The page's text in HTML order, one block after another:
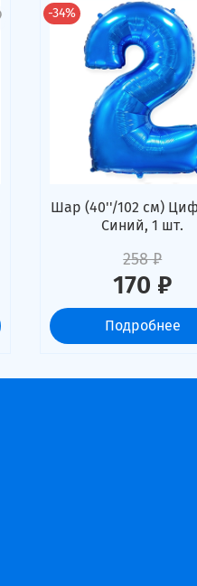
-34%
Шар (40''/102 см)
Синий, 1 шт.
258 ₽
170 ₽
Подробнее